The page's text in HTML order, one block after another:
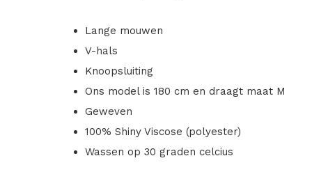
Lange mouwen
V-hals
Knoopsluiting
Ons model is 180 cm en draagt maat M
Geweven
100% Shiny Viscose (polyester)
Wassen op 30 graden celcius